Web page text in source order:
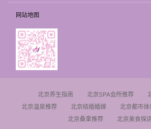
网站地图
北京养生指南 北京SPA会所推荐
北京温泉推荐
北京结婚婚嫁 北京都市体
北京桑拿推荐
北京美食探